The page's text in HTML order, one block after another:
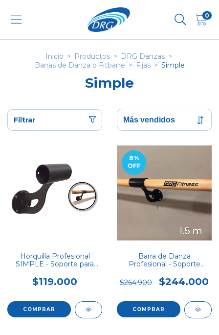
0
Inicio > Productos > DRG Danzas >
Barras de Danza o Fitbarre > Fijas > Simple
Simple
Filtrar
Horquilla Profesional
SIMPLE - Soporte para
$119.000
COMPRAR
8%
OFF
Barra de Danza
Profesional - Soporte
$264.900
$244.000
COMPRAR